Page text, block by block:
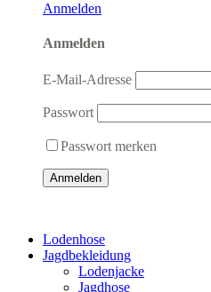
Anmelden
Anmelden
E-Mail-Adresse
Passwort
Passwort merken
Anmelden
Lodenhose
Jagdbekleidung
Lodenjacke
Jagdhose